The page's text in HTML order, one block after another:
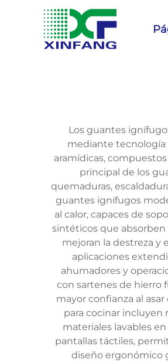
Los guantes
mediante tecnología
aramídicas,
principal de los
quemaduras,
guantes ignífugos
al calor, capaces de
sintéticos que absorben
mejoran la destreza y
aplicaciones
ahumadores y
con sartenes de hierro
mayor confianza al
para cocinar incluyen
materiales lavables
pantallas táctiles,
diseño ergonómico